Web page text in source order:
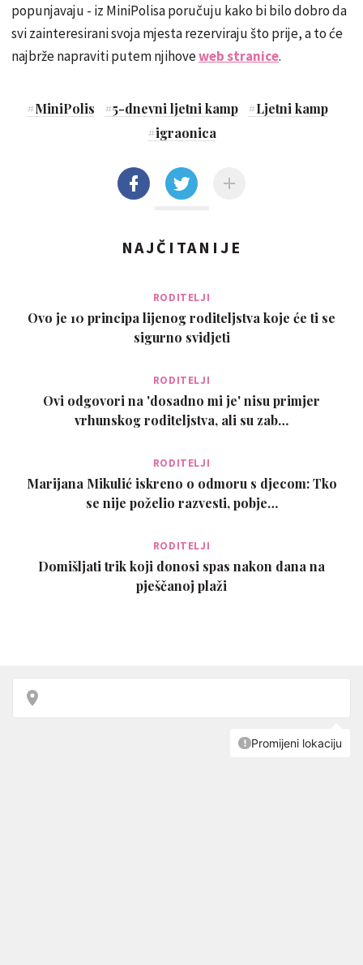
popunjavaju - iz MiniPolisa poručuju kako bi bilo dobro da
svi zainteresirani svoja mjesta rezerviraju što prije, a to će
najbrže napraviti putem njihoveweb stranice.
#MiniPolis #5-dnevni ljetni kamp #Ljetni kamp
#igraonica
NAJČITANIJE
RODITELJI
Ovo je 10 principa lijenog roditeljstva koje će ti se
sigurno svidjeti
RODITELJI
Ovi odgovori na 'dosadno mi je' nisu primjer
vrhunskog roditeljstva, ali su zab…
RODITELJI
Marijana Mikulić iskreno o odmoru s djecom: Tko
se nije poželio razvesti, pobje…
RODITELJI
Domišljati trik koji donosi spas nakon dana na
pješčanoj plaži